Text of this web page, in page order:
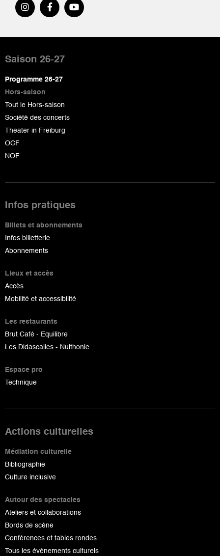
de
page
Saison 26-27
Programme 26-27
Hors-saison
Tout le Hors-saison
Société des concerts
Theater in Freiburg
OCF
NOF
Infos pratiques
Billets et abonnements
Infos billetterie
Abonnements
Lieux et accès
Accès
Mobilité et accessibilité
Les restaurants
Brut Café - Equilibre
Les Didascalies - Nuithonie
Espace pro
Technique
Actions culturelles
Médiation culturelle
Bibliographie
Culture inclusive
Autour des spectacles
Ateliers et collaborations
Bords de scène
Conférences et tables rondes
Tous les événements culturels